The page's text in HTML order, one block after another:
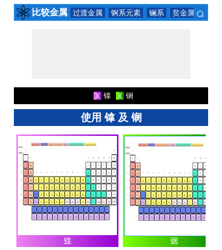
比较金属 过渡金属 锕系元素 镧系 贫金属 ⌕
X 镎 X 锎
使用 镎 及 锎
镎 锎